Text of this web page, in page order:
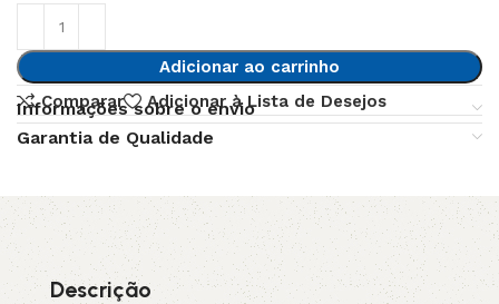
Adicionar ao carrinho
Comparar
Adicionar à Lista de Desejos
Informações sobre o envio
Garantia de Qualidade
Descrição